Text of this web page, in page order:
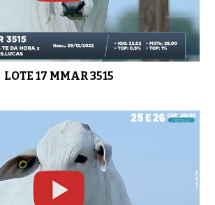
LOTE 17 MMAR 3515